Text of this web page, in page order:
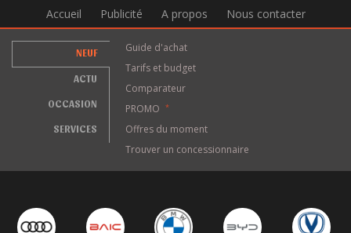
Accueil Publicité A propos Nous contacter
NEUF
ACTU
OCCASION
SERVICES
Guide d'achat
Tarifs et budget
Comparateur
PROMO
*
Offres du moment
Trouver un concessionnaire